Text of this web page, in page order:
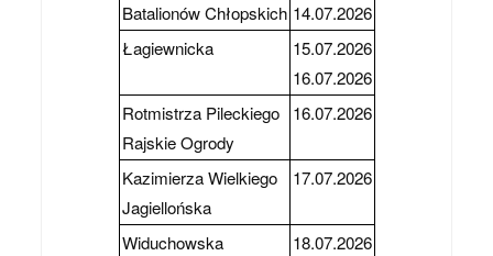
Batalionów Chłopskich 14.07.2026
Łagiewnicka
15.07.2026
16.07.2026
Rotmistrza Pileckiego
Rajskie Ogrody
16.07.2026
Kazimierza Wielkiego
Jagiellońska
17.07.2026
Widuchowska
18.07.2026